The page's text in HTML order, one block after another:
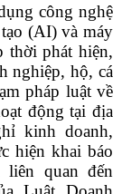
công nghệ
(AI) và máy
thời phát hiện,
nghiệp, hộ, cá
pháp luật về
động tại địa
kinh doanh,
hiện khai báo
liên quan đến